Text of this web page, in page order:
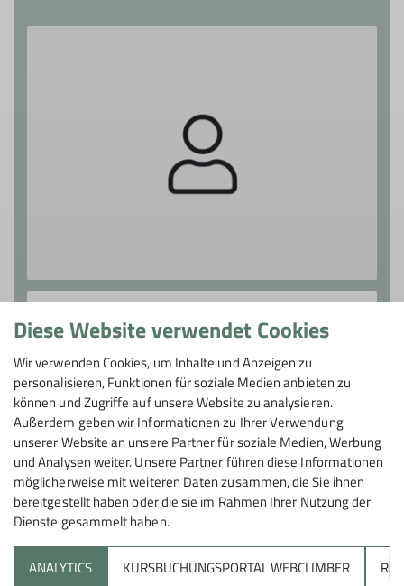
Jürgen Bothner
Wanderwart
krebs-bothner@arcor.de
Diese Website verwendet Cookies
Wir verwenden Cookies, um Inhalte und Anzeigen zu
personalisieren, Funktionen für soziale Medien anbieten zu
können und Zugriffe auf unsere Website zu analysieren.
Außerdem geben wir Informationen zu Ihrer Verwendung
unserer Website an unsere Partner für soziale Medien, Werbung
und Analysen weiter. Unsere Partner führen diese Informationen
möglicherweise mit weiteren Daten zusammen, die Sie ihnen
bereitgestellt haben oder die sie im Rahmen Ihrer Nutzung der
Dienste gesammelt haben.
ANALYTICS KURSBUCHUNGSPORTAL WEBCLIMBER